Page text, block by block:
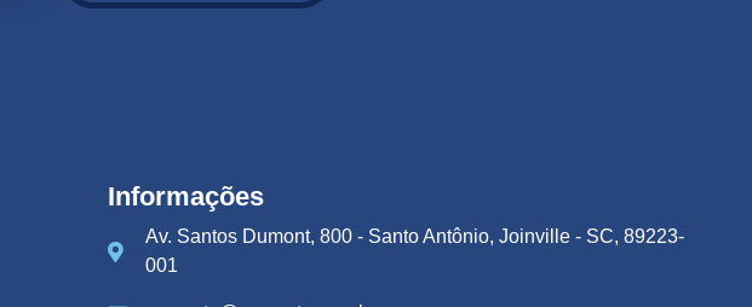
Informações
Av. Santos Dumont, 800 - Santo Antônio, Joinville - SC, 89223-
001